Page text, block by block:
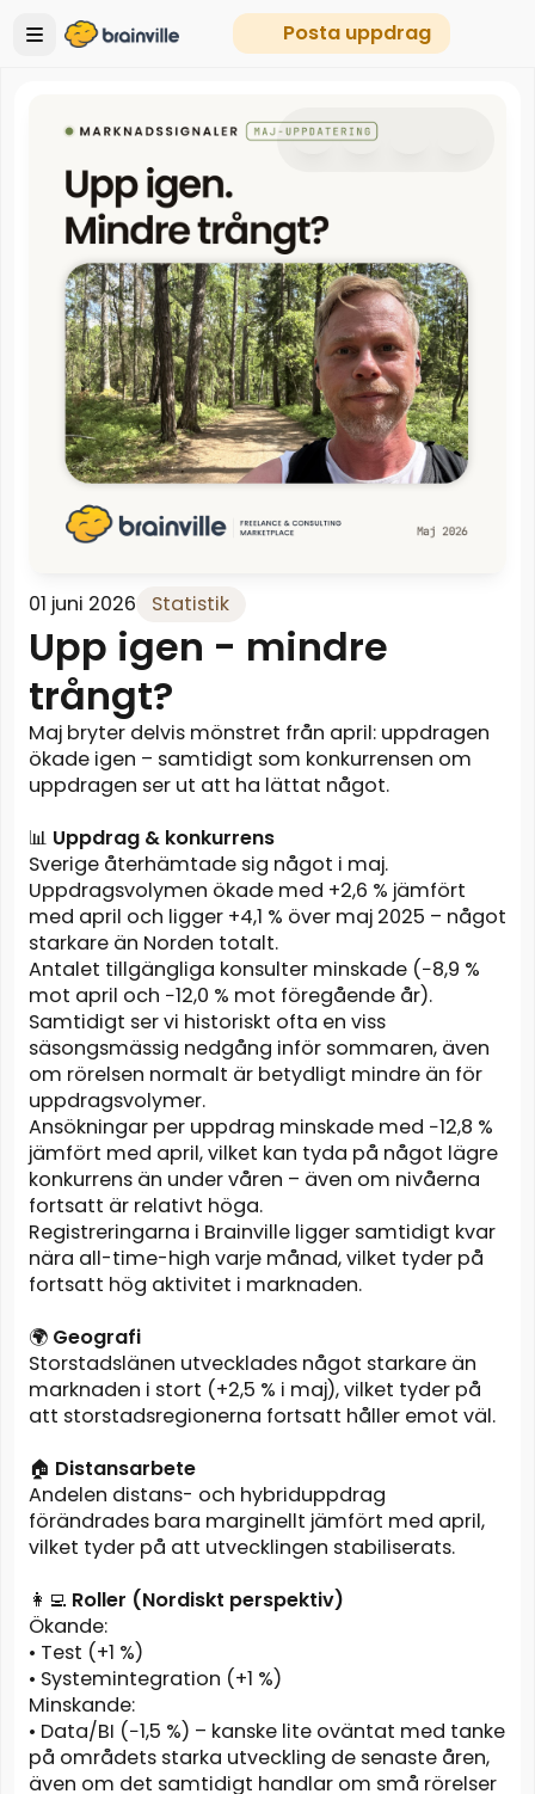
Posta uppdrag
01 juni 2026 Statistik
Upp igen - mindre
trångt?
Maj bryter delvis mönstret från april: uppdragen
ökade igen – samtidigt som konkurrensen om
uppdragen ser ut att ha lättat något.
📊 Uppdrag & konkurrens
Sverige återhämtade sig något i maj.
Uppdragsvolymen ökade med +2,6 % jämfört
med april och ligger +4,1 % över maj 2025 – något
starkare än Norden totalt.
Antalet tillgängliga konsulter minskade (−8,9 %
mot april och −12,0 % mot föregående år).
Samtidigt ser vi historiskt ofta en viss
säsongsmässig nedgång inför sommaren, även
om rörelsen normalt är betydligt mindre än för
uppdragsvolymer.
Ansökningar per uppdrag minskade med −12,8 %
jämfört med april, vilket kan tyda på något lägre
konkurrens än under våren – även om nivåerna
fortsatt är relativt höga.
Registreringarna i Brainville ligger samtidigt kvar
nära all-time-high varje månad, vilket tyder på
fortsatt hög aktivitet i marknaden.
🌍 Geografi
Storstadslänen utvecklades något starkare än
marknaden i stort (+2,5 % i maj), vilket tyder på
att storstadsregionerna fortsatt håller emot väl.
🏠 Distansarbete
Andelen distans- och hybriduppdrag
förändrades bara marginellt jämfört med april,
vilket tyder på att utvecklingen stabiliserats.
👩‍💻 Roller (Nordiskt perspektiv)
Ökande:
• Test (+1 %)
• Systemintegration (+1 %)
Minskande:
• Data/BI (−1,5 %) – kanske lite oväntat med tanke
på områdets starka utveckling de senaste åren,
även om det samtidigt handlar om små rörelser